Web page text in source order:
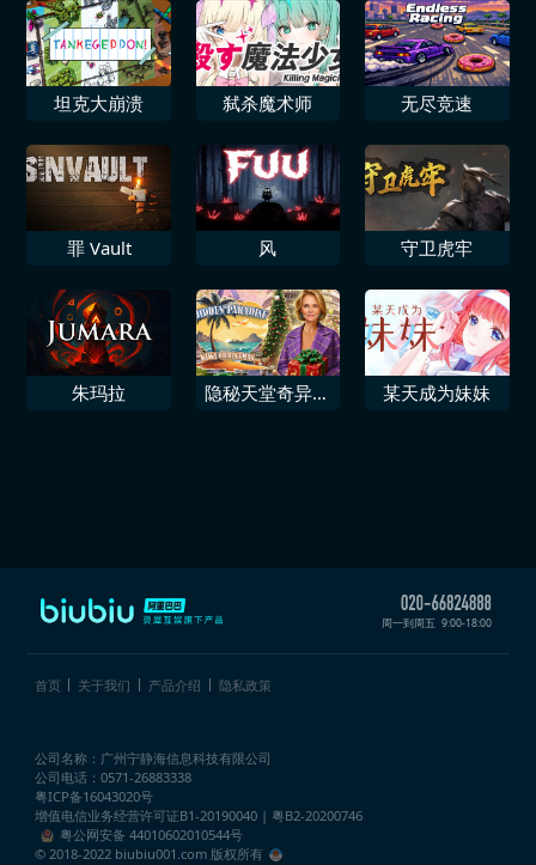
坦克大崩溃 弑杀魔术师 无尽竞速
罪 Vault 风 守卫虎牢
朱玛拉
隐秘天堂奇异果
某天成为妹妹
周一到周五 9:00-18:00
首页 关于我们 产品介绍 隐私政策
公司名称：广州宁静海信息科技有限公司
公司电话：0571-26883338
粤ICP备16043020号
增值电信业务经营许可证B1-20190040 | 粤B2-20200746
粤公网安备 44010602010544号
© 2018-2022 biubiu001.com 版权所有